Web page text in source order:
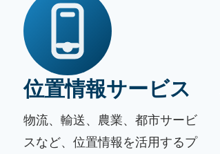
位置情報サービス
物流、輸送、農業、都市サービ
スなど、位置情報を活用するプ